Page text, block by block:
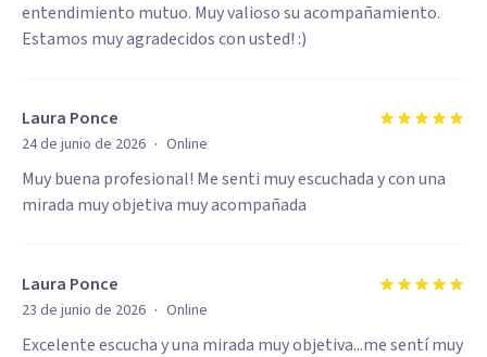
entendimiento mutuo. Muy valioso su acompañamiento.
Estamos muy agradecidos con usted! :)
Laura Ponce
24 de junio de 2026 · Online
Muy buena profesional! Me senti muy escuchada y con una
mirada muy objetiva muy acompañada
Laura Ponce
23 de junio de 2026 · Online
Excelente escucha y una mirada muy objetiva...me sentí muy